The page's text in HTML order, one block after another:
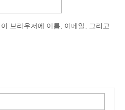
브라우저에 이름, 이메일, 그리고